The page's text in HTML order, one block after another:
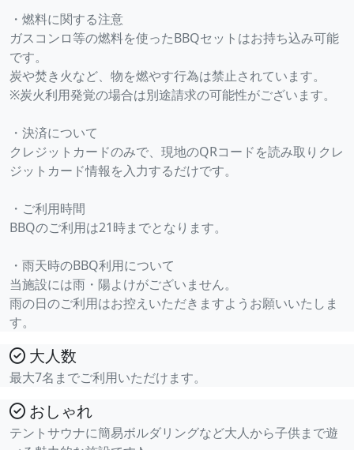
・燃料に関する注意
ガスコンロ等の燃料を使ったBBQセットはお持ち込み可能
です。
炭や焚き火など、物を燃やす行為は禁止されています。
※炭火利用発覚の場合は別途請求の可能性がございます。
・決済について
クレジットカードのみで、現地のQRコードを読み取りクレ
ジットカード情報を入力するだけです。
・ご利用時間
BBQのご利用は21時までとなります。
・雨天時のBBQ利用について
当施設には雨・陽よけがございません。
雨の日のご利用はお控えいただきますようお願いいたしま
す。
大人数
最大7名までご利用いただけます。
おしゃれ
テントサウナに簡易ボルダリングなど大人から子供まで遊